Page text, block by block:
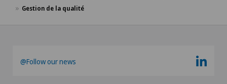
Gestion de la qualité
@Follow our news